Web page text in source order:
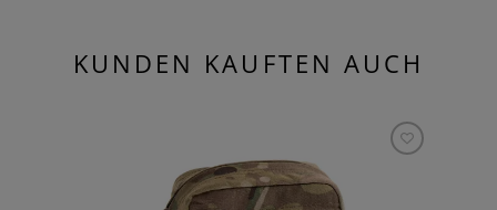
KUNDEN KAUFTEN AUCH